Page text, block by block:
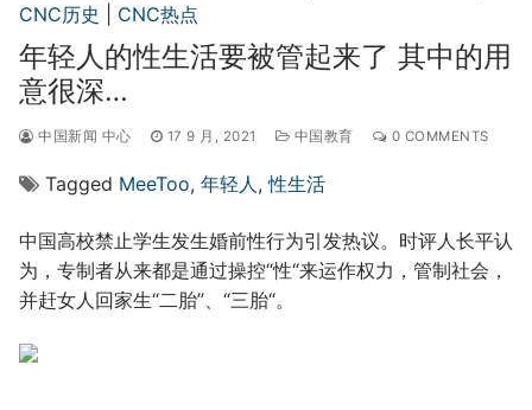
CNC历史
CNC热点
年轻人的性生活要被管起来了 其中的用
意很深…
中国新闻 中心 17 9 月, 2021 中国教育 0 COMMENTS
Tagged MeeToo, 年轻人,性生活
中国高校禁止学生发生婚前性行为引发热议。时评人长平认
为，专制者从来都是通过操控“性“来运作权力，管制社会，
并赶女人回家生“二胎”、“三胎“。